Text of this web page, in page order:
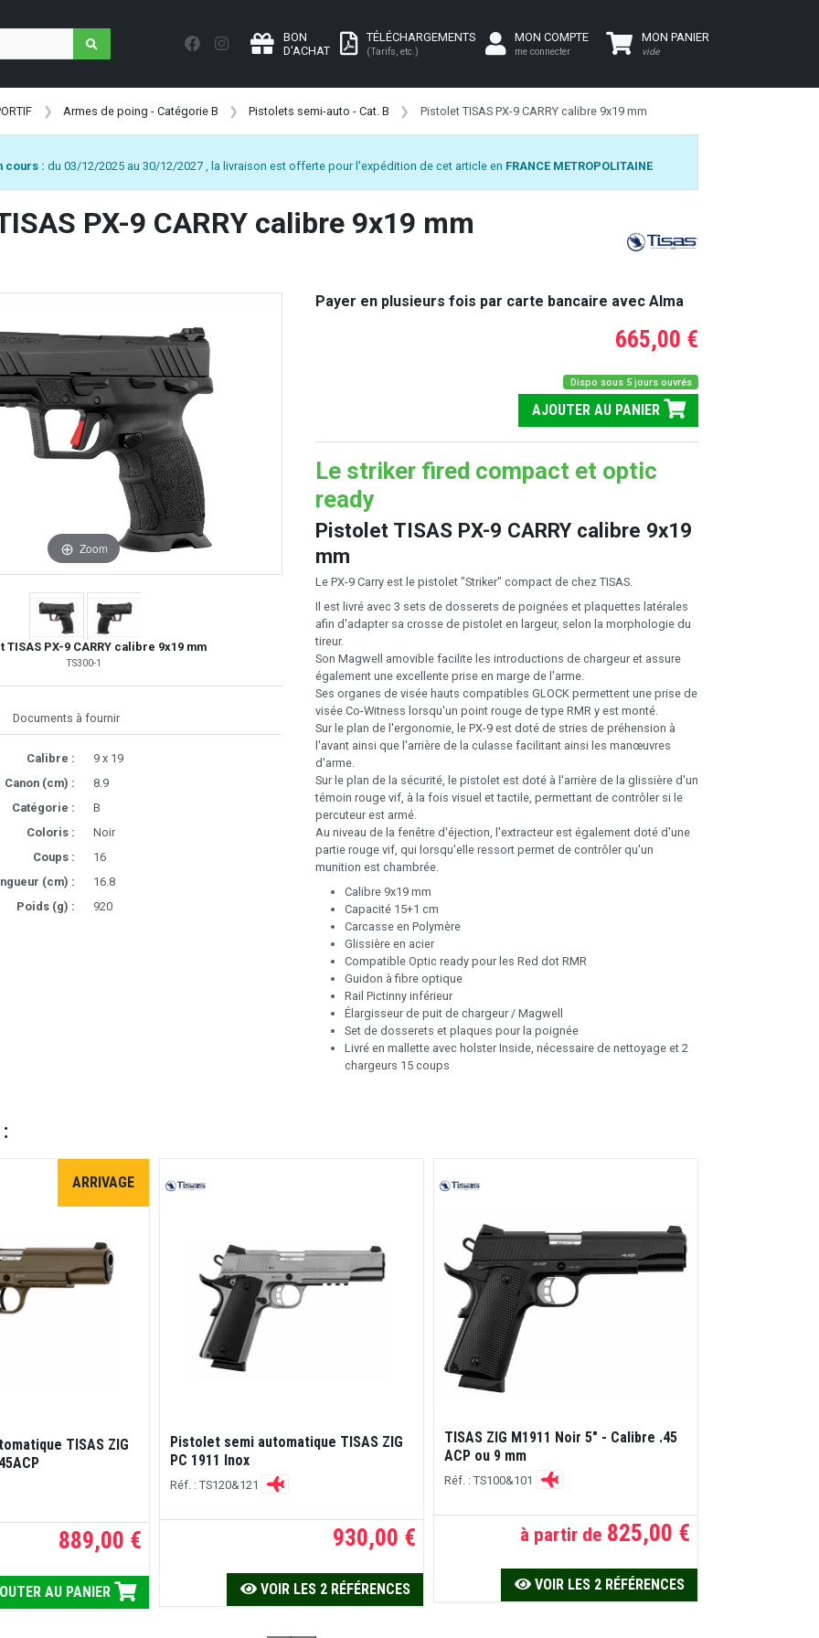
BON
D'ACHAT
TÉLÉCHARGEMENTS
(Tarifs, etc.)
MON COMPTE
me connecter
MON PANIER
vide
Armes de poing - Catégorie B Pistolets semi-auto - Cat. B Pistolet TISAS PX-9 CARRY calibre 9x19 mm
cours : du 03/12/2025 au 30/12/2027 , la livraison est offerte pour l'expédition de cet article en FRANCE METROPOLITAINE
PX-9 CARRY calibre 9x19 mm
Zoom
TISAS PX-9 CARRY calibre 9x19 mm
TS300-1
Documents à fournir
Calibre :
9 x 19
Canon (cm) :
8.9
Catégorie :
B
Coloris :
Noir
Coups :
16
(cm) :
16.8
Poids (g) :
920
Payer en plusieurs fois par carte bancaire avec Alma
665,00 €
Dispo sous 5 jours ouvrés
AJOUTER AU PANIER
Le striker fired compact et optic
ready
Pistolet TISAS PX-9 CARRY calibre 9x19
mm
Le PX-9 Carry est le pistolet "Striker" compact de chez TISAS.
Il est livré avec 3 sets de dosserets de poignées et plaquettes latérales
afin d'adapter sa crosse de pistolet en largeur, selon la morphologie du
tireur.
Son Magwell amovible facilite les introductions de chargeur et assure
également une excellente prise en marge de l'arme.
Ses organes de visée hauts compatibles GLOCK permettent une prise de
visée Co-Witness lorsqu'un point rouge de type RMR y est monté.
Sur le plan de l'ergonomie, le PX-9 est doté de stries de préhension à
l'avant ainsi que l'arrière de la culasse facilitant ainsi les manœuvres
d'arme.
Sur le plan de la sécurité, le pistolet est doté à l'arrière de la glissière d'un
témoin rouge vif, à la fois visuel et tactile, permettant de contrôler si le
percuteur est armé.
Au niveau de la fenêtre d'éjection, l'extracteur est également doté d'une
partie rouge vif, qui lorsqu'elle ressort permet de contrôler qu'un
munition est chambrée.
Calibre 9x19 mm
Capacité 15+1 cm
Carcasse en Polymère
Glissière en acier
Compatible Optic ready pour les Red dot RMR
Guidon à fibre optique
Rail Pictinny inférieur
Élargisseur de puit de chargeur / Magwell
Set de dosserets et plaques pour la poignée
Livré en mallette avec holster Inside, nécessaire de nettoyage et 2
chargeurs 15 coups
ARRIVAGE
TISAS ZIG
889,00 €
AU PANIER
Pistolet semi automatique TISAS ZIG
PC 1911 Inox
Réf. : TS120&121
930,00 €
VOIR LES 2 RÉFÉRENCES
TISAS ZIG M1911 Noir 5" - Calibre .45
ACP ou 9 mm
Réf. : TS100&101
à partir de 825,00 €
VOIR LES 2 RÉFÉRENCES